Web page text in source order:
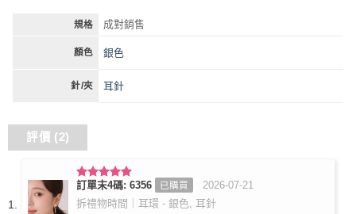
規格 成對銷售
顏色 銀色
針/夾 耳針
評價 (2)
評分5滿
分 5
訂單末4碼: 6356 已購買
2026-07-21
拆禮物時間｜耳環 - 銀色, 耳針